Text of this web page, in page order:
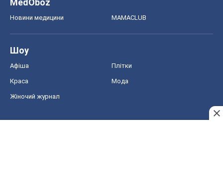
MedOboz
Новини медицини MAMACLUB
Шоу
Афіша Плітки
Краса Мода
Жіночий журнал